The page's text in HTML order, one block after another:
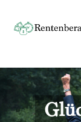
content
Startseite
Rente
Über uns